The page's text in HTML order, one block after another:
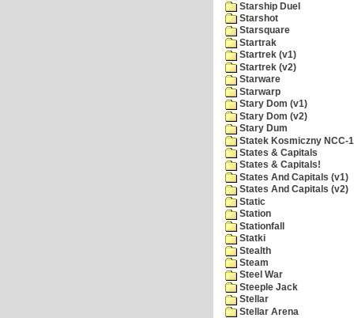
Starship Duel
Starshot
Starsquare
Startrak
Startrek (v1)
Startrek (v2)
Starware
Starwarp
Stary Dom (v1)
Stary Dom (v2)
Stary Dum
Statek Kosmiczny NCC-
States & Capitals
States & Capitals!
States And Capitals (v1)
States And Capitals (v2)
Static
Station
Stationfall
Statki
Stealth
Steam
Steel War
Steeple Jack
Stellar
Stellar Arena